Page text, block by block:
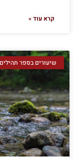
קרא עוד »
שיעורים בספר תהילים